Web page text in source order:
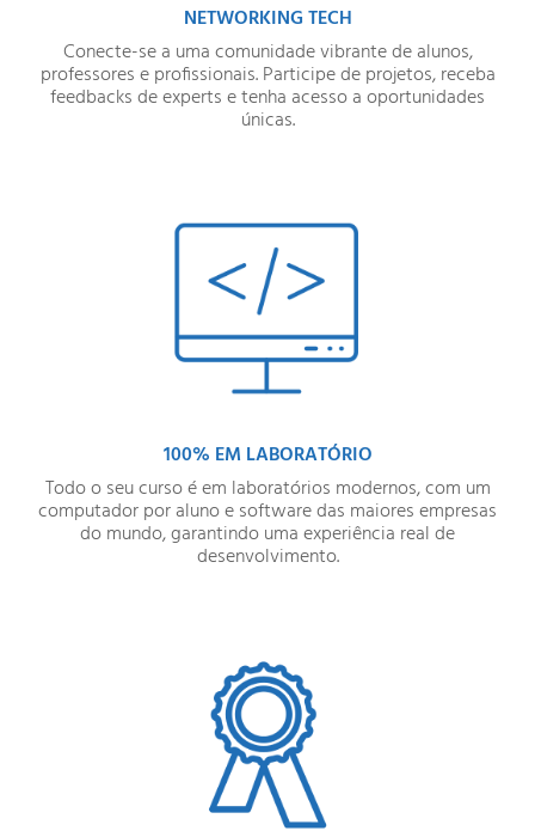
NETWORKING TECH
Conecte-se a uma comunidade vibrante de alunos,
professores e profissionais. Participe de projetos, receba
feedbacks de experts e tenha acesso a oportunidades
únicas.
100% EM LABORATÓRIO
Todo o seu curso é em laboratórios modernos, com um
computador por aluno e software das maiores empresas
do mundo, garantindo uma experiência real de
desenvolvimento.